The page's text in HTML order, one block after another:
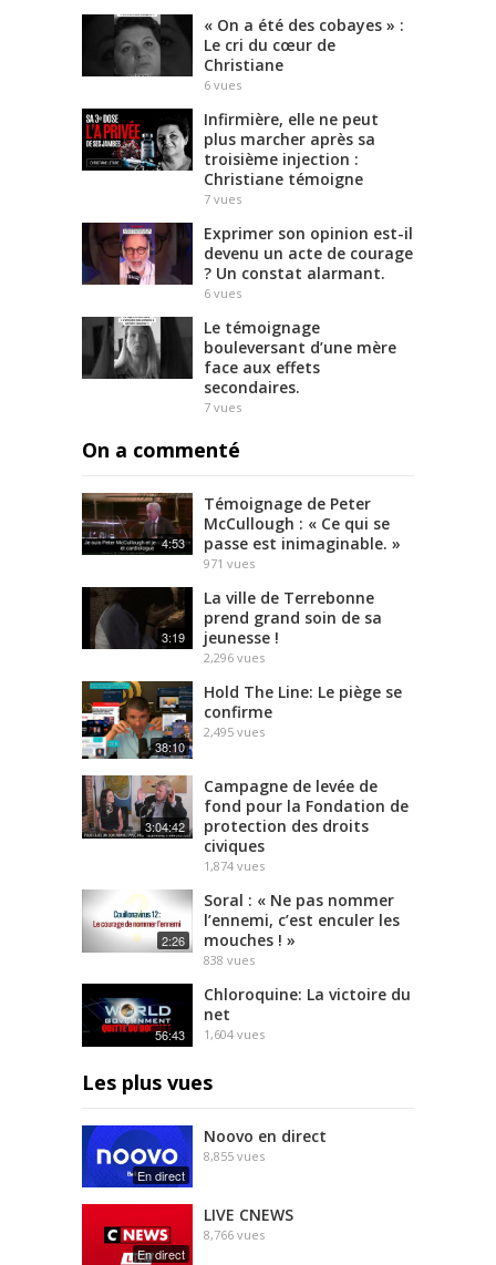
« On a été des cobayes » :
Le cri du cœur de
Christiane
6 vues
Infirmière, elle ne peut
plus marcher après sa
troisième injection :
Christiane témoigne
7 vues
Exprimer son opinion est-il
devenu un acte de courage
? Un constat alarmant.
6 vues
Le témoignage
bouleversant d’une mère
face aux effets
secondaires.
7 vues
On a commenté
4:53
Témoignage de Peter
McCullough : « Ce qui se
passe est inimaginable. »
971 vues
3:19
La ville de Terrebonne
prend grand soin de sa
jeunesse !
2,296 vues
38:10
Hold The Line: Le piège se
confirme
2,495 vues
3:04:42
Campagne de levée de
fond pour la Fondation de
protection des droits
civiques
1,874 vues
2:26
Soral : « Ne pas nommer
l’ennemi, c’est enculer les
mouches ! »
838 vues
56:43
Chloroquine: La victoire du
net
1,604 vues
Les plus vues
En direct
Noovo en direct
8,855 vues
En direct
LIVE CNEWS
8,766 vues